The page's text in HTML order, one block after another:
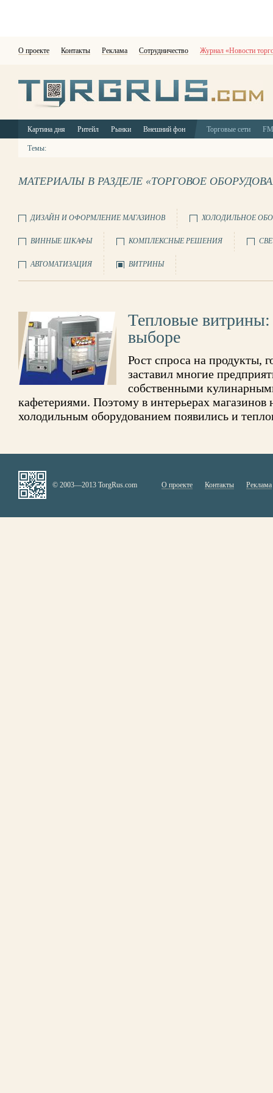
О проекте Контакты Реклама Сотрудничество Журнал «Новости
Картина дня Ритейл Рынки Внешний фон Торговые сети
Темы:
МАТЕРИАЛЫ В РАЗДЕЛЕ «ТОРГОВОЕ
ДИЗАЙН И ОФОРМЛЕНИЕ МАГАЗИНОВ ХОЛОДИЛЬНОЕ
ВИННЫЕ ШКАФЫ КОМПЛЕКСНЫЕ РЕШЕНИЯ
АВТОМАТИЗАЦИЯ ВИТРИНЫ
Тепловые
выборе
Рост спроса на продукты,
заставил многие
собственными
кафетериями. Поэтому в интерьерах
холодильным оборудованием появились и
© 2003—2013 TorgRus.com О проекте Контакты Реклама